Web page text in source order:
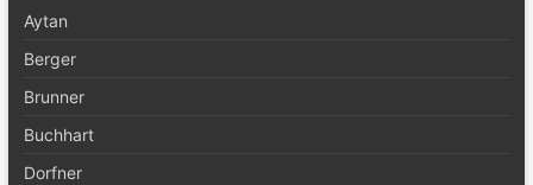
Aytan
Berger
Brunner
Buchhart
Dorfner